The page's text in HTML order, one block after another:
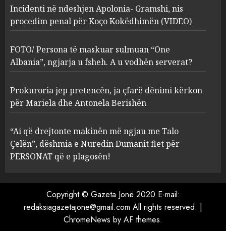
4
Prokuroria jep pretencën, ja
çfarë dënimi kërkon për
Mariela dhe Antonela
Berishën
MARCH 25, 2025
5
“Ai që drejtonte makinën më
ngjau me Talo Çelën”,
flet për PERSONAT që e
plagosën!
MARCH 25, 2025
Incidenti në ndeshjen Apolonia- Gramshi, nis
procedim penal për Koço Kokëdhimën (VIDEO)
FOTO/ Persona të maskuar sulmuan “One
Albania”, ngjarja u fsheh. A u vodhën serverat?
Prokuroria jep pretencën, ja çfarë dënimi kërkon
për Mariela dhe Antonela Berishën
“Ai që drejtonte makinën më ngjau me Talo
Çelën”, dëshmia e Nuredin Dumanit flet për
PERSONAT që e plagosën!
Copyright © Gazeta Jonë 2020 E-mail:
redaksiagazetajone@gmail.com All rights reserved. |
ChromeNews by AF themes.